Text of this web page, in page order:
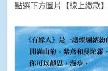
點選下方圖片【線上繳款